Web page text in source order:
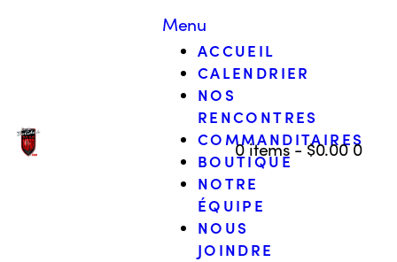
Menu
ACCUEIL
CALENDRIER
NOS
RENCONTRES
COMMANDITAIRES
BOUTIQUE
NOTRE
ÉQUIPE
NOUS
JOINDRE
0 items - $0.00 0